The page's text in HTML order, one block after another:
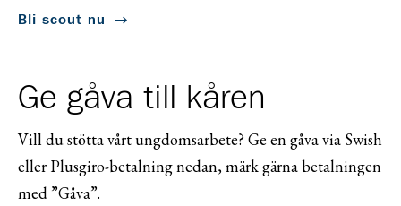
Bli scout nu
Ge gåva till kåren
Vill du stötta vårt ungdomsarbete? Ge en gåva via Swish
eller Plusgiro-betalning nedan, märk gärna betalningen
med ”Gåva”.